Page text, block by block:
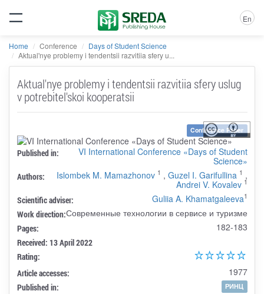
En
Home Conference
Days of Student Science
Aktual'nye problemy i tendentsii razvitiia sfery u...
Aktual'nye problemy i tendentsii razvitiia sfery uslug
v potrebitel'skoi kooperatsii
Conference Paper
Published in:
VI International Conference «Days of Student
Science»
Authors: Islombek M. Mamazhonov 1 , Guzel I. Garifullina 1 ,
Andrei V. Kovalev 1
Scientific adviser: Guliia A. Khamatgaleeva1
Work direction:Современные технологии в сервисе и туризме
Pages: 182-183
Received: 13 April 2022
Rating:
Article accesses:
1977
Published in:
РИНЦ